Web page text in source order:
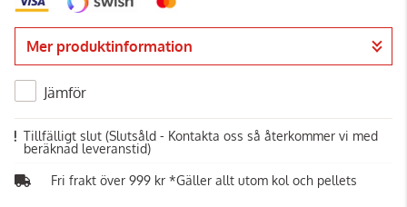
Mer produktinformation
Jämför
Tillfälligt slut (Slutsåld - Kontakta oss så återkommer vi med
beräknad leveranstid)
Fri frakt över 999 kr *Gäller allt utom kol och pellets